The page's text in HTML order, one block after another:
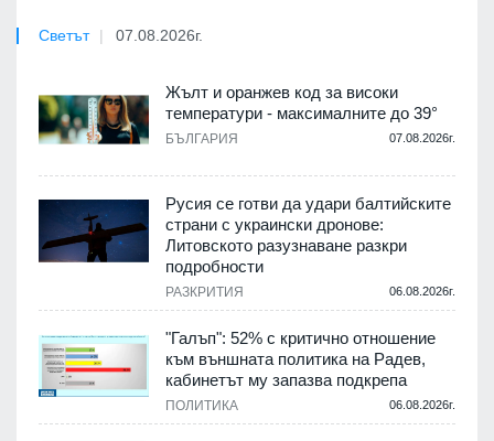
Светът 07.08.2026г.
Жълт и оранжев код за високи
температури - максималните до 39°
БЪЛГАРИЯ 07.08.2026г.
Русия се готви да удари балтийските
страни с украински дронове:
Литовското разузнаване разкри
подробности
РАЗКРИТИЯ 06.08.2026г.
"Галъп": 52% с критично отношение
към външната политика на Радев,
кабинетът му запазва подкрепа
ПОЛИТИКА 06.08.2026г.